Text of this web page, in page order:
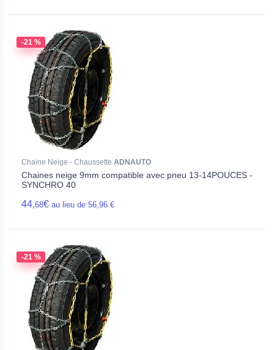
-21 %
Chaine Neige - Chaussette ADNAUTO
Chaines neige 9mm compatible avec pneu 13-14POUCES -
SYNCHRO 40
44,68€ au lieu de 56,96 €
-21 %